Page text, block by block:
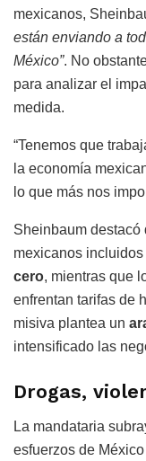
mexicanos,
están enviando a
México”. No
para analizar el
medida.
“Tenemos que
la economía
lo que más nos
Sheinbaum destacó
mexicanos incluidos
cero, mientras que
enfrentan tarifas de
misiva plantea un
intensificado las
Drogas,
La mandataria
esfuerzos de